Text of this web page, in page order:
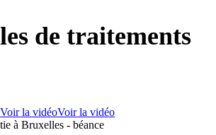
de traitements
Voir la vidéoVoir la vidéo